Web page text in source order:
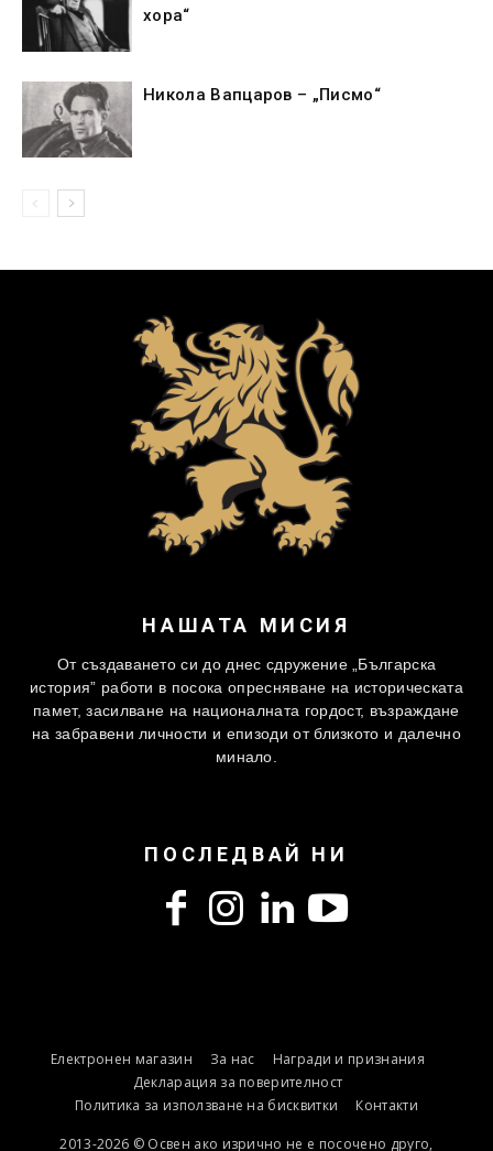
хора“
Никола Вапцаров – „Писмо“
НАШАТА МИСИЯ
От създаването си до днес сдружение „Българска
история” работи в посока опресняване на историческата
памет, засилване на националната гордост, възраждане
на забравени личности и епизоди от близкото и далечно
минало.
ПОСЛЕДВАЙ НИ
Електронен магазин За нас
Награди и признания
Декларация за поверителност
Политика за използване на бисквитки
Контакти
2013-2026 © Освен ако изрично не е посочено друго,